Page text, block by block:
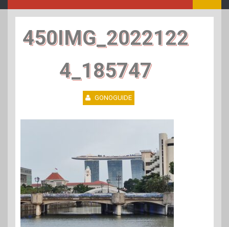
450IMG_2022122
4_185747
GONOGUIDE